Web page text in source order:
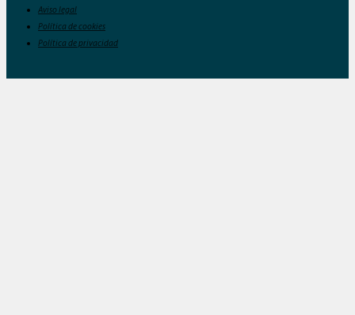
Aviso legal
Política de cookies
Política de privacidad